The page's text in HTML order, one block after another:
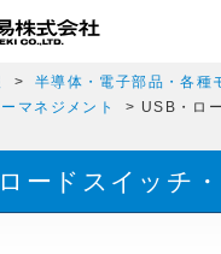
半導体・電子部品・各種
マネジメント
USB・ロ
ードスイッチ